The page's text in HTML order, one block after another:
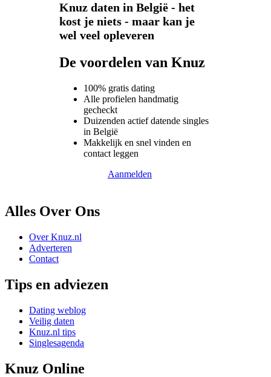
Knuz daten in België - het
kost je niets - maar kan je
wel veel opleveren
De voordelen van Knuz
100% gratis dating
Alle profielen handmatig
gecheckt
Duizenden actief datende singles
in België
Makkelijk en snel vinden en
contact leggen
Aanmelden
Alles Over Ons
Over Knuz.nl
Adverteren
Contact
Tips en adviezen
Dating weblog
Veilig daten
Knuz.nl tips
Singlesagenda
Knuz Online